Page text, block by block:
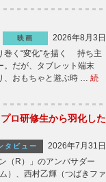
映画
2026年8月3日
巻く“変化”を描く 持ち主
。だが、タブレット端末
、おもちゃと遊ぶ時 … 続
ロ研修生から羽化した
タビュー
2026年7月31日
（R）」のアンバサダー
）、西村乙輝（つばきファ